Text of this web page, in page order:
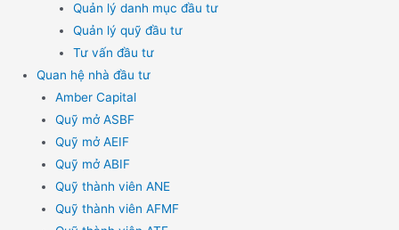
Quản lý danh mục đầu tư
Quản lý quỹ đầu tư
Tư vấn đầu tư
Quan hệ nhà đầu tư
Amber Capital
Quỹ mở ASBF
Quỹ mở AEIF
Quỹ mở ABIF
Quỹ thành viên ANE
Quỹ thành viên AFMF